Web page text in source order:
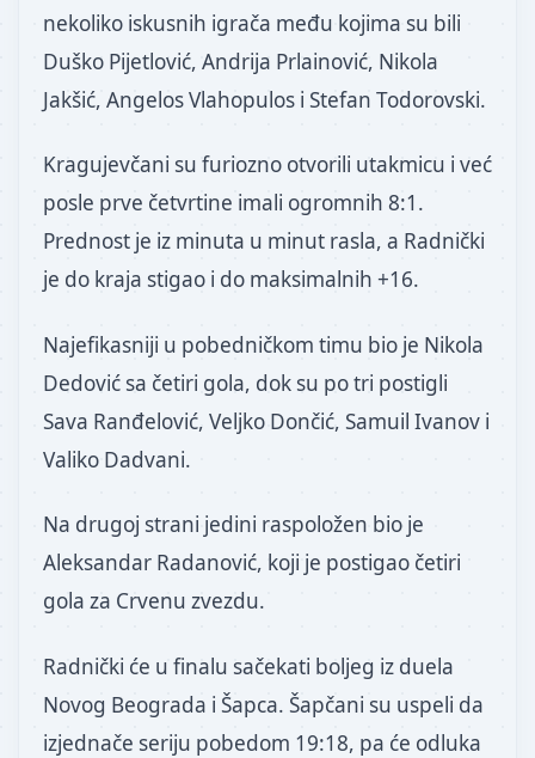
nekoliko iskusnih igrača među kojima su bili
Duško Pijetlović, Andrija Prlainović, Nikola
Jakšić, Angelos Vlahopulos i Stefan Todorovski.
Kragujevčani su furiozno otvorili utakmicu i već
posle prve četvrtine imali ogromnih 8:1.
Prednost je iz minuta u minut rasla, a Radnički
je do kraja stigao i do maksimalnih +16.
Najefikasniji u pobedničkom timu bio je Nikola
Dedović sa četiri gola, dok su po tri postigli
Sava Ranđelović, Veljko Dončić, Samuil Ivanov i
Valiko Dadvani.
Na drugoj strani jedini raspoložen bio je
Aleksandar Radanović, koji je postigao četiri
gola za Crvenu zvezdu.
Radnički će u finalu sačekati boljeg iz duela
Novog Beograda i Šapca. Šapčani su uspeli da
izjednače seriju pobedom 19:18, pa će odluka